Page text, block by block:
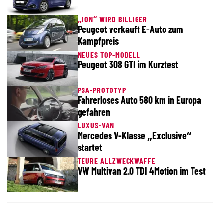
„ION“ WIRD BILLIGER
Peugeot verkauft E-Auto zum
Kampfpreis
NEUES TOP-MODELL
Peugeot 308 GTI im Kurztest
PSA-PROTOTYP
Fahrerloses Auto 580 km in Europa
gefahren
LUXUS-VAN
Mercedes V-Klasse „Exclusive“
startet
TEURE ALLZWECKWAFFE
VW Multivan 2.0 TDI 4Motion im Test